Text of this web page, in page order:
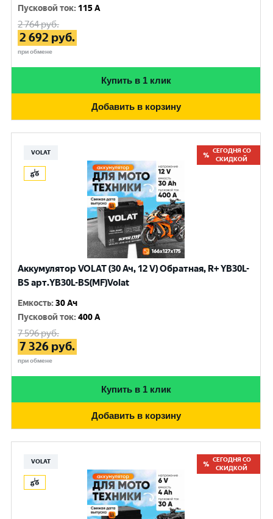
Пусковой ток: 115 A
2 764руб.
2 692 руб.
при обмене
Купить в 1 клик
Добавить в корзину
VOLAT
СЕГОДНЯ СО
СКИДКОЙ
Аккумулятор VOLAT (30 Ач, 12 V) Обратная, R+ YB30L-
BS арт.YB30L-BS(MF)Volat
Емкость:30 Ач
Пусковой ток:400 A
7 596руб.
7 326 руб.
при обмене
Купить в 1 клик
Добавить в корзину
VOLAT
СЕГОДНЯ СО
СКИДКОЙ